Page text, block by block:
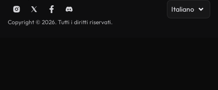
Italiano
Copyright © 2026. Tutti i diritti riservati.